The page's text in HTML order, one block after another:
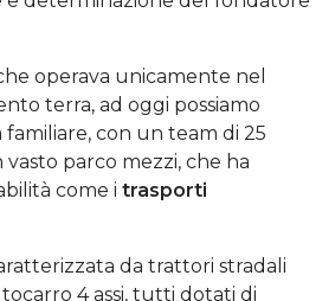
operava unicamente nel
terra, ad oggi possiamo
familiare, con un team di 25
parco mezzi, che ha
come i trasporti
da trattori stradali
4 assi, tutti dotati di